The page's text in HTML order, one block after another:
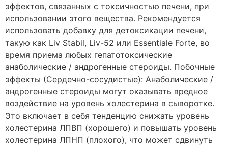
эффектов, связанных с токсичностью печени, при
использовании этого вещества. Рекомендуется
использовать добавку для детоксикации печени,
такую как Liv Stabil, Liv-52 или Essentiale Forte, во
время приема любых гепатотоксические
анаболические / андрогенные стероиды. Побочные
эффекты (Сердечно-сосудистые): Анаболические /
андрогенные стероиды могут оказывать вредное
воздействие на уровень холестерина в сыворотке.
Это включает в себя тенденцию снижать уровень
холестерина ЛПВП (хорошего) и повышать уровень
холестерина ЛПНП (плохого), что может сдвинуть